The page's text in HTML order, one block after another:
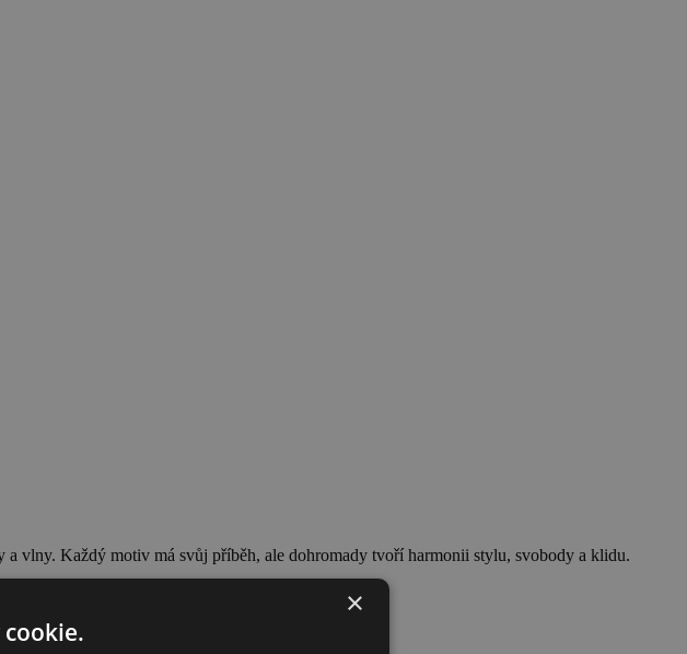
vlny. Každý motiv má svůj příběh, ale dohromady tvoří harmonii stylu, svobody a klidu.
×